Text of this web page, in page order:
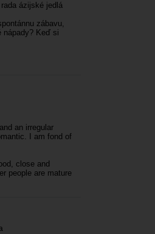
rada ázijské jedlá
zábavu,
nápady? Keď si
an irregular
I am fond of
close and
people are mature